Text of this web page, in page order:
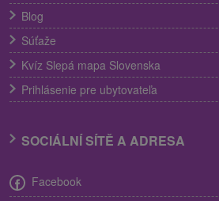
Blog
Súťaže
Kvíz Slepá mapa Slovenska
Prihlásenie pre ubytovateľa
SOCIÁLNÍ SÍTĚ A ADRESA
Facebook